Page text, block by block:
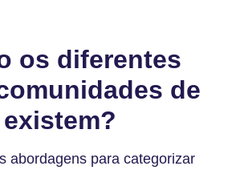
os diferentes
de
abordagens para categorizar